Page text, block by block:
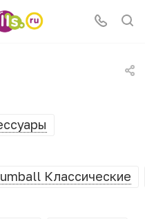
Классические